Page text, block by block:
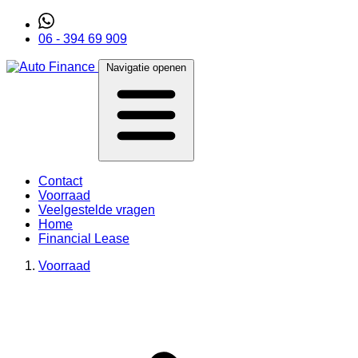
06 - 394 69 909
Navigatie openen
Contact
Voorraad
Veelgestelde vragen
Home
Financial Lease
Voorraad